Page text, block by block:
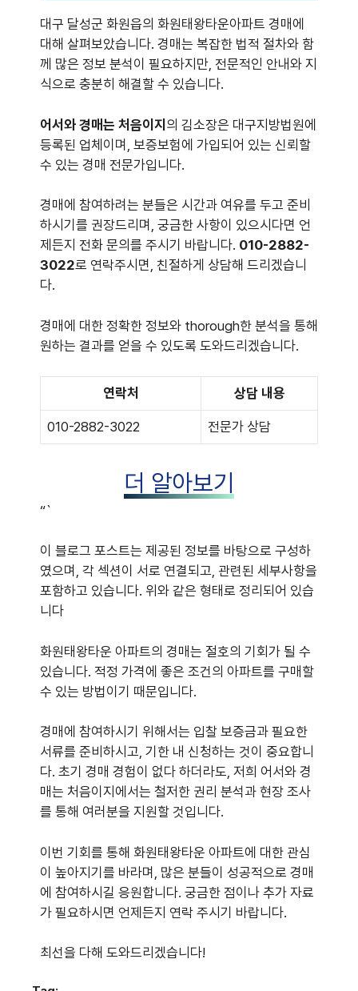
대구 달성군 화원읍의 화원태왕타운아파트 경매에
대해 살펴보았습니다. 경매는 복잡한 법적 절차와 함
께 많은 정보 분석이 필요하지만, 전문적인 안내와 지
식으로 충분히 해결할 수 있습니다.
어서와 경매는 처음이지 의 김소장은 대구지방법원에
등록된 업체이며, 보증보험에 가입되어 있는 신뢰할
수 있는 경매 전문가입니다.
경매에 참여하려는 분들은 시간과 여유를 두고 준비
하시기를 권장드리며, 궁금한 사항이 있으시다면 언
제든지 전화 문의를 주시기 바랍니다. 010-2882-
3022로 연락주시면, 친절하게 상담해 드리겠습니
다.
경매에 대한 정확한 정보와 thorough한 분석을 통해
원하는 결과를 얻을 수 있도록 도와드리겠습니다.
연락처 상담 내용
010-2882-3022 전문가 상담
더 알아보기
“`
이 블로그 포스트는 제공된 정보를 바탕으로 구성하
였으며, 각 섹션이 서로 연결되고, 관련된 세부사항을
포함하고 있습니다. 위와 같은 형태로 정리되어 있습
니다
화원태왕타운 아파트의 경매는 절호의 기회가 될 수
있습니다. 적정 가격에 좋은 조건의 아파트를 구매할
수 있는 방법이기 때문입니다.
경매에 참여하시기 위해서는 입찰 보증금과 필요한
서류를 준비하시고, 기한 내 신청하는 것이 중요합니
다. 초기 경매 경험이 없다 하더라도, 저희 어서와 경
매는 처음이지에서는 철저한 권리 분석과 현장 조사
를 통해 여러분을 지원할 것입니다.
이번 기회를 통해 화원태왕타운 아파트에 대한 관심
이 높아지기를 바라며, 많은 분들이 성공적으로 경매
에 참여하시길 응원합니다. 궁금한 점이나 추가 자료
가 필요하시면 언제든지 연락 주시기 바랍니다.
최선을 다해 도와드리겠습니다!